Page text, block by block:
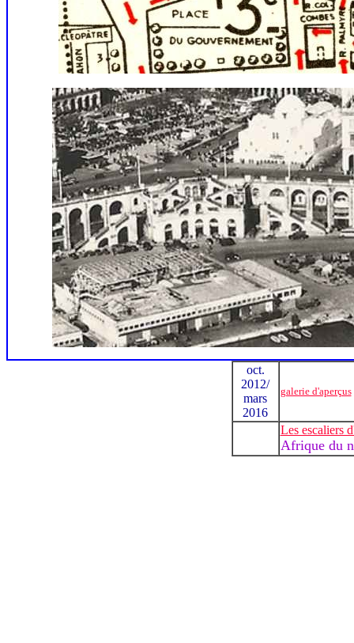
oct.
2012/
mars
2016
galerie d'aperçus
Les escaliers
Afrique du